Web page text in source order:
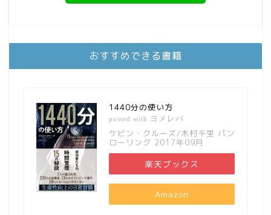
おすすめできる書籍
1440分の使い方
posted with ヨメレバ
ケビン・クルーズ/木村千里 パン
ローリング 2017年09月
楽天ブックス
Amazon